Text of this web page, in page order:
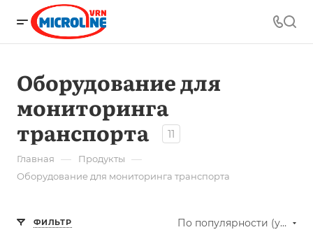
Оборудование для
мониторинга
транспорта
11
Главная — Продукты —
Оборудование для мониторинга транспорта
ФИЛЬТР По популярности (убывание)